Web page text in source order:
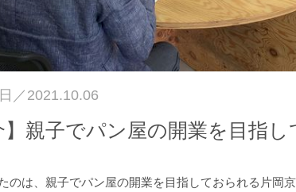
／ 2021.10.06
】親子でパン屋の開業を目指
のは、親子でパン屋の開業を目指しておられる片岡京